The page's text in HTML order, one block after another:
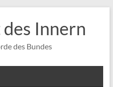
Innern
des Bundes